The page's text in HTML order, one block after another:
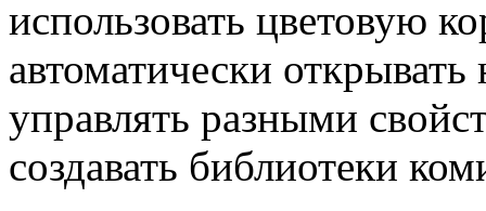
использовать цветовую
автоматически
управлять разными
создавать библиотеки